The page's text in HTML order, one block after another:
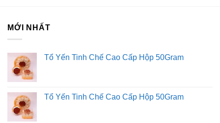
Hệ thống của chúng tôi
Fortadeck ván sàn
Tư vấn đầu tư chứng khoán
Dịch Vụ Đăng Ký Kinh Doanh
MỚI NHẤT
Tổ Yến Tinh Chế Cao Cấp Hộp 50Gram
Tổ Yến Tinh Chế Cao Cấp Hộp 50Gram